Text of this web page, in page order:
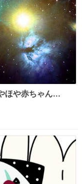
や赤ちゃん👩‍🍼
れてるママがいる
脱走しないし逃げ